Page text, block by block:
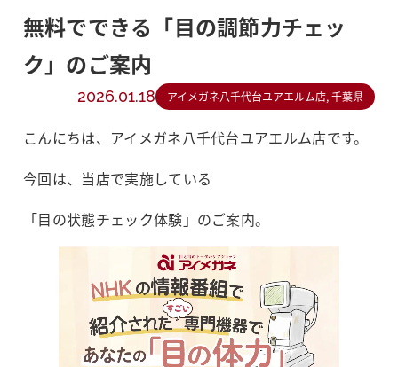
無料でできる「目の調節力チェッ
ク」のご案内
2026.01.18 アイメガネ八千代台ユアエルム店, 千葉県
こんにちは、アイメガネ八千代台ユアエルム店です。
今回は、当店で実施している
「目の状態チェック体験」のご案内。